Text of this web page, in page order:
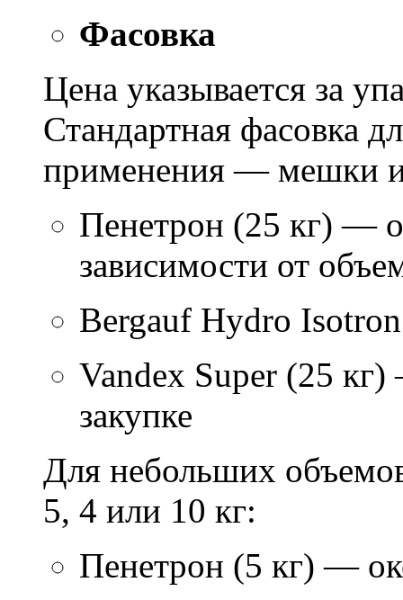
Фасовка
Цена указывается за
Стандартная фасовка
применения — мешки
Пенетрон (25 кг) —
зависимости от
Bergauf Hydro
Vandex Super (25
закупке
Для небольших
5, 4 или 10 кг:
Пенетрон (5 кг) —